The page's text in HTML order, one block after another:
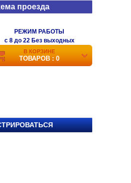
проезда
РЕЖИМ РАБОТЫ
c 8 до 22 Без выходных
В КОРЗИНЕ
ТОВАРОВ : 0